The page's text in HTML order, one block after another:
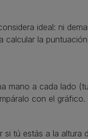
ideal: ni
calcular la
mano a cada lado
con el gráfico.
tú estás a la altura